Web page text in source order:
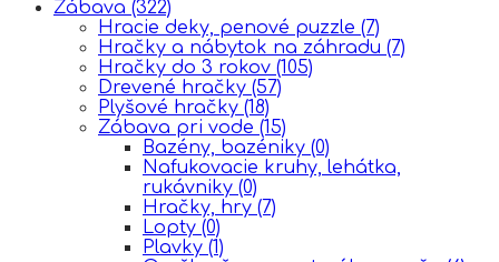
Zábava (322)
Hracie deky, penové puzzle (7)
Hračky a nábytok na záhradu (7)
Hračky do 3 rokov (105)
Drevené hračky (57)
Plyšové hračky (18)
Zábava pri vode (15)
Bazény, bazéniky (0)
Nafukovacie kruhy, lehátka,
rukávniky (0)
Hračky, hry (7)
Lopty (0)
Plavky (1)